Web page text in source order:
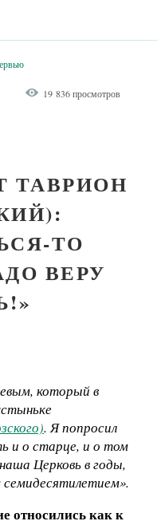
19 836 просмотров
ТАВРИОН
ТО
ВЕРУ
который в
. Я попросил
и о старце, и о том
Церковь в годы,
относились как к